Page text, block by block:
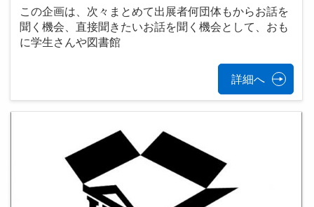
この企画は、次々まとめて出展者何団体もからお話を
聞く機会、直接聞きたいお話を聞く機会として、おも
に学生さんや図書館
詳細へ